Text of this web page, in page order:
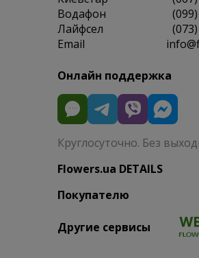
Водафон
Лайфсел
Email
Онлайн поддержка
Круглосуточно. Без
Flowers.ua DETAILS
Покупателю
Другие сервисы